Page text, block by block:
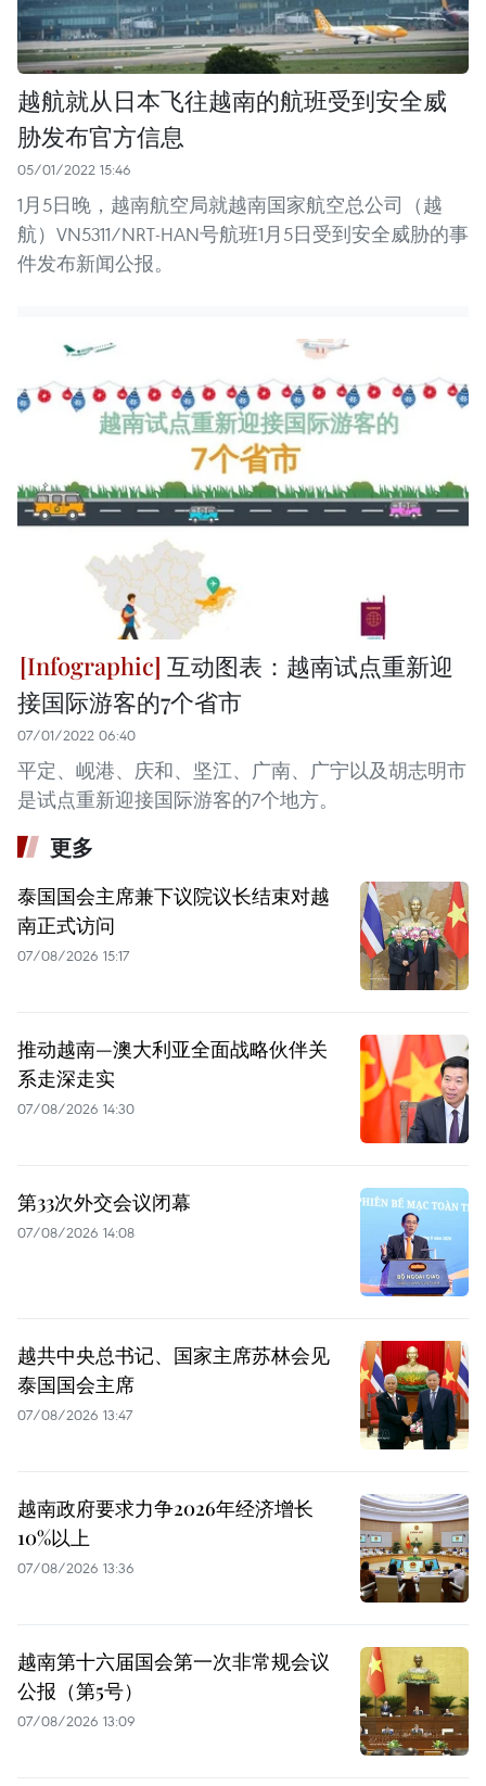
越航就从日本飞往越南的航班受到安全威
胁发布官方信息
05/01/2022 15:46
1月5日晚，越南航空局就越南国家航空总公司（越
航）VN5311/NRT-HAN号航班1月5日受到安全威胁的事
件发布新闻公报。
互动图表：越南试点重新迎
接国际游客的7个省市
07/01/2022 06:40
平定、岘港、庆和、坚江、广南、广宁以及胡志明市
是试点重新迎接国际游客的7个地方。
更多
泰国国会主席兼下议院议长结束对越
南正式访问
07/08/2026 15:17
推动越南—澳大利亚全面战略伙伴关
系走深走实
07/08/2026 14:30
第33次外交会议闭幕
07/08/2026 14:08
越共中央总书记、国家主席苏林会见
泰国国会主席
07/08/2026 13:47
越南政府要求力争2026年经济增长
10%以上
07/08/2026 13:36
越南第十六届国会第一次非常规会议
公报（第5号）
07/08/2026 13:09